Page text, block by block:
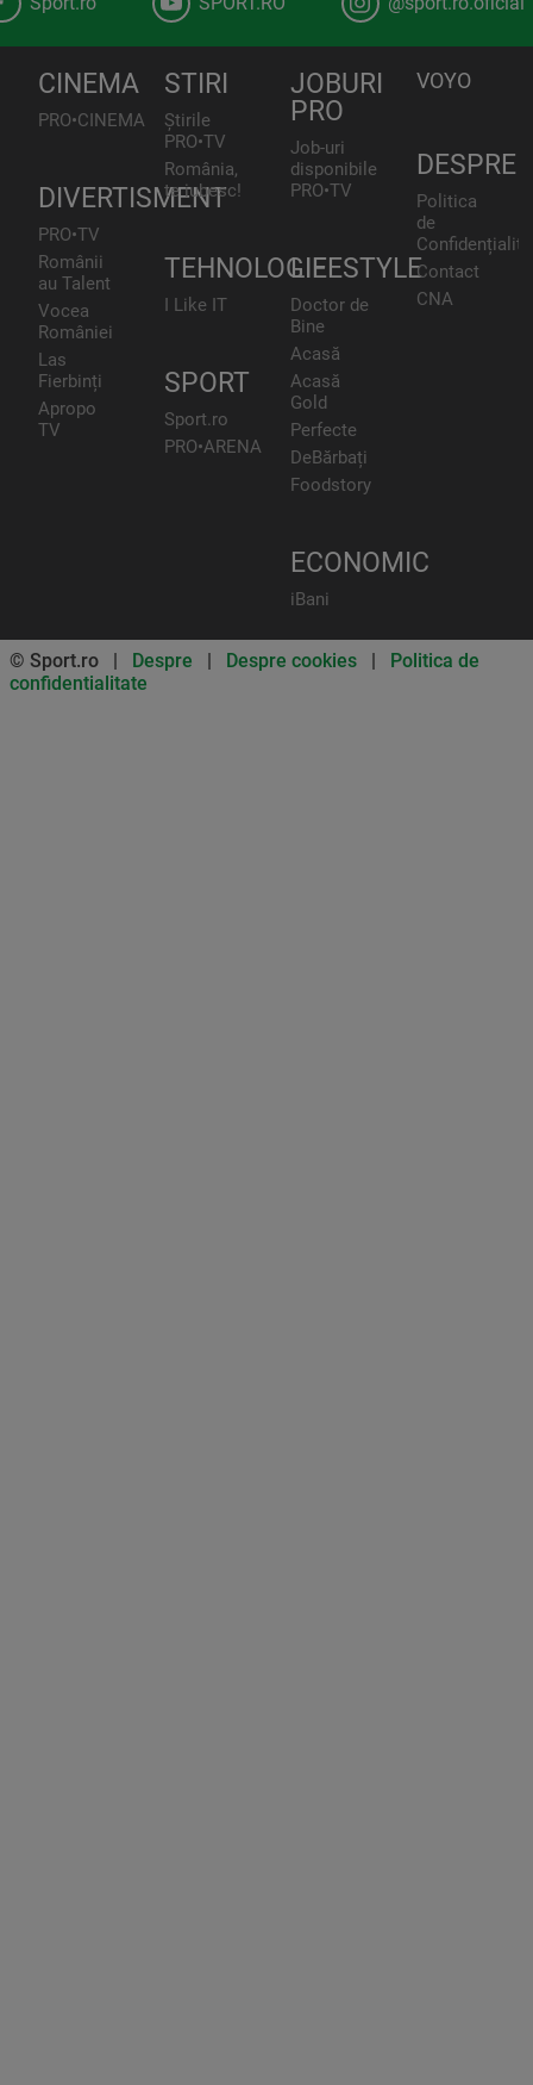
CINEMA
PRO•CINEMA
DIVERTISMENT
PRO•TV
Românii
au Talent
Vocea
României
Las
Fierbinți
Apropo
TV
STIRI
Știrile
PRO•TV
România,
te iubesc!
TEHNOLOGIE
I Like IT
SPORT
Sport.ro
PRO•ARENA
JOBURI
PRO
Job-uri
disponibile
PRO•TV
LIFESTYLE
Doctor de
Bine
Acasă
Acasă
Gold
Perfecte
DeBărbați
Foodstory
ECONOMIC
iBani
VOYO
DESPRE
Politica
de
Contact
CNA
© Sport.ro | Despre | Despre cookies | Politica de
confidentialitate